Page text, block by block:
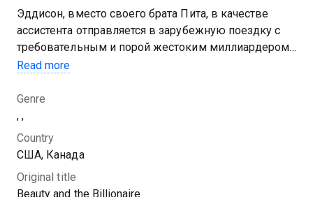
Эддисон, вместо своего брата Пита, в качестве
ассистента отправляется в зарубежную поездку с
требовательным и порой жестоким миллиардером
Джастином Росса. После многочисленных
другой стороны
Read more
Genre
, ,
Country
США, Канада
Original title
Beauty and the Billionaire